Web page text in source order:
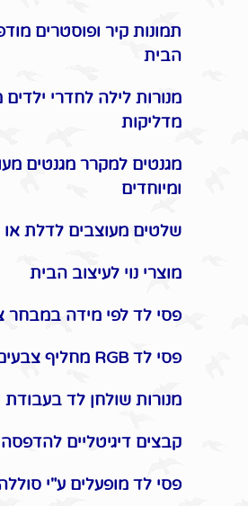
תמונות קיר ופוסטרים
הבית
מנורות לילה לחדרי ילדים
מדליקות
מגנטים למקרר מגנטים
ומיוחדים
שלטים מעוצבים לדלת או
מוצרי נוי לעיצוב הבית
פסי לד לפי מידה במבחר
פסי לד RGB מחליף צבעים לפי מידה
מנורות שולחן לד בעבודת
קבצים דיגיטליים
פסי לד מופעלים ע"י